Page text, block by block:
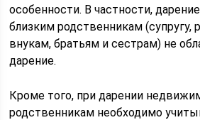
особенности. В частности,
близким родственникам (супругу,
внукам, братьям и сестрам) не
дарение.
Кроме того, при дарении
родственникам необходимо